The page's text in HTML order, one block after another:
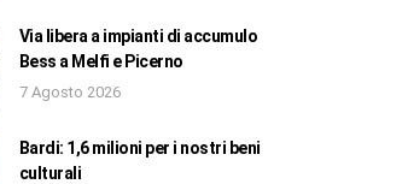
Via libera a impianti di accumulo
Bess a Melfi e Picerno
7 Agosto 2026
Bardi: 1,6 milioni per i nostri beni
culturali